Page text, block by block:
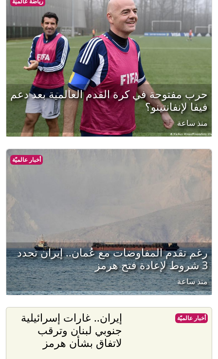
حرب مفتوحة في كرة القدم العالمية بعد دعم
فيفا لإنفانتينو؟
منذ ساعة
أخبار عالميّة
رغم تقدم المفاوضات مع عُمان.. إيران تحدد
3 شروط لإعادة فتح هرمز
منذ ساعة
إيران.. غارات إسرائيلية
جنوبي لبنان وترقب
لاتفاق بشأن هرمز
أخبار عالميّة